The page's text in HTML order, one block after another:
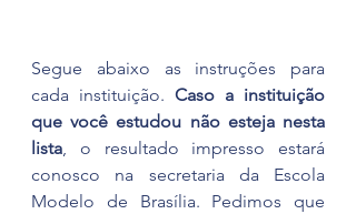
Segue abaixo as instruções para
cada instituição. Caso a instituição
que você estudou não esteja nesta
lista , o resultado impresso estará
conosco na secretaria da Escola
Modelo de Brasília. Pedimos que